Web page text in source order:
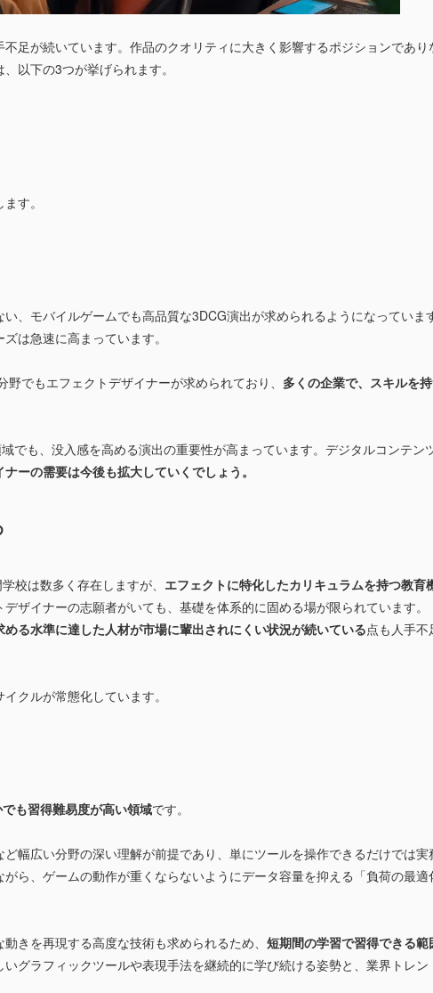
足が続いています。作品のクオリティに大きく影響するポジションであり
以下の3つが挙げられます。
す。
、モバイルゲームでも高品質な3DCG演出が求められるようになっていま
は急速に高まっています。
でもエフェクトデザイナーが求められており、 多くの企業で、スキルを
でも、没入感を高める演出の重要性が高まっています。デジタルコンテン
ーの需要は今後も拡大していくでしょう。
校は数多く存在しますが、 エフェクトに特化したカリキュラムを持つ教育
ザイナーの志願者がいても、基礎を体系的に固める場が限られています。
める水準に達した人材が市場に輩出されにくい状況が続いている点も人手不
クルが常態化しています。
も習得難易度が高い領域です。
幅広い分野の深い理解が前提であり、単にツールを操作できるだけでは実
ら、ゲームの動作が重くならないようにデータ容量を抑える「負荷の最適
きを再現する高度な技術も求められるため、 短期間の学習で習得できる範
グラフィックツールや表現手法を継続的に学び続ける姿勢と、業界トレン